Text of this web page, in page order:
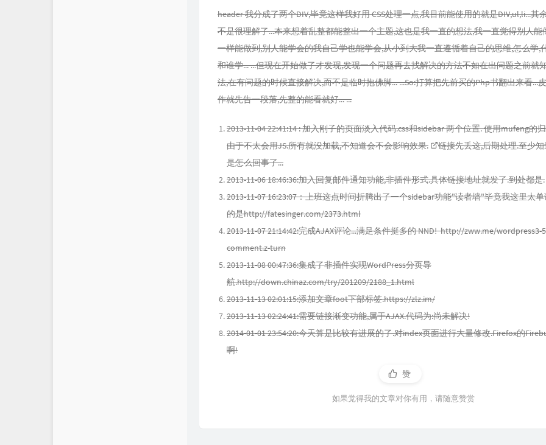
header 我分成了两个DIV,毕竟这样我好用 CSS处理一点,我目前能使用的就是DIV,ul,li...其
不是很理解了...本来想着乱整都能整出一个主题,这也是我一直的想法,我一直觉得别人能
一样能做到,别人能学会的我自己学也能学会,从小到大我一直遵循着自己的思维,怎么学,
和谁学... ...但现在开始做了才发现,发现一个问题再去找解决的方法不如在出问题之前就
法,在有问题的时候直接解决,而不是临时抱佛脚... ...So:打算把先前买的Php书翻出来看...
作就先告一段落,先整的能看就好... ...
2013-11-04 22:41:14 : 加入刚子的页面淡入代码.css和sidebar 两个位置. 使用mufeng的
由于不太会用JS.所有就没加载,不知道会不会影响效果.
链接先丢这,后期处理.至少
是怎么回事了...
2013-11-06 18:46:36:加入回复邮件通知功能,非插件形式.具体链接地址就发了.到处都是.
2013-11-07 16:23:07：上班这点时间折腾出了一个sidebar功能"读者墙"毕竟我这里太
的是http://fatesinger.com/2373.html
2013-11-07 21:14:42:完成AJAX评论...满足条件挺多的 NND! http://zww.me/wordpress3-
comment.z-turn
2013-11-08 00:47:36:集成了非插件实现WordPress分页导
航.http://down.chinaz.com/try/201209/2188_1.html
2013-11-13 02:01:15:添加文章foot下部标签.https://zlz.im/
2013-11-13 02:24:41:需要链接渐变功能,属于AJAX.代码为:尚未解决!
2014-01-01 23:54:20:今天算是比较有进展的了.对index页面进行大量修改.Firefox的
啊!
赞
如果觉得我的文章对你有用，请随意赞赏